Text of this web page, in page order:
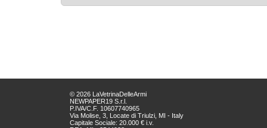
© 2026 LaVetrinaDelleArmi
NEWPAPER19 S.r.l.
P.IVA/C.F. 10607740965
Via Molise, 3, Locate di Triulzi, MI - Italy
Capitale Sociale: 20.000 € i.v.